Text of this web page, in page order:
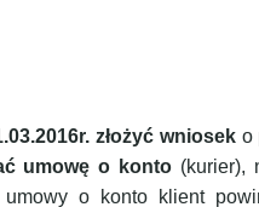
złożyć wnioseko
umowę o konto (kurier),
umowy o konto klient